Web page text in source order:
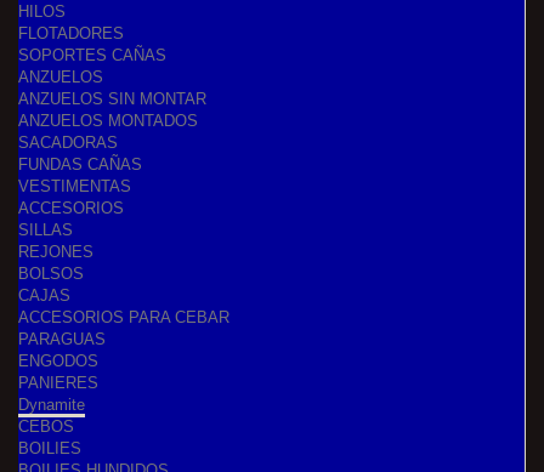
HILOS
FLOTADORES
SOPORTES CAÑAS
ANZUELOS
ANZUELOS SIN MONTAR
ANZUELOS MONTADOS
SACADORAS
FUNDAS CAÑAS
VESTIMENTAS
ACCESORIOS
SILLAS
REJONES
BOLSOS
CAJAS
ACCESORIOS PARA CEBAR
PARAGUAS
ENGODOS
PANIERES
Dynamite
CEBOS
BOILIES